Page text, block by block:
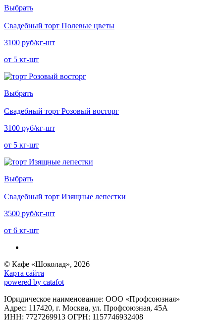
Выбрать
Свадебный торт Полевые цветы
3100 руб/кг-шт
от 5 кг-шт
Выбрать
Свадебный торт Розовый восторг
3100 руб/кг-шт
от 5 кг-шт
Выбрать
Свадебный торт Изящные лепестки
3500 руб/кг-шт
от 6 кг-шт
© Кафе «Шоколад», 2026
Карта сайта
powered by catafot
Юридическое наименование: ООО «Профсоюзная»
Адрес: 117420, г. Москва, ул. Профсоюзная, 45А
ИНН: 7727269913 ОГРН: 1157746932408